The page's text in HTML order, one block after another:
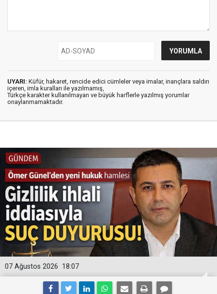
UYARI: Küfür, hakaret, rencide edici cümleler veya imalar, inançlara saldırı
içeren, imla kuralları ile yazılmamış,
Türkçe karakter kullanılmayan ve büyük harflerle yazılmış yorumlar
onaylanmamaktadır.
18:07
07 Ağustos 2026